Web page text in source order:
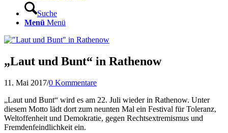
Suche
Menü Menü
„Laut und Bunt“ in Rathenow
11. Mai 2017/0 Kommentare
„Laut und Bunt“ wird es am 22. Juli wieder in Rathenow. Unter
diesem Motto lädt dort zum neunten Mal ein Festival für Toleranz,
Weltoffenheit und Demokratie, gegen Rechtsextremismus und
Fremdenfeindlichkeit ein.